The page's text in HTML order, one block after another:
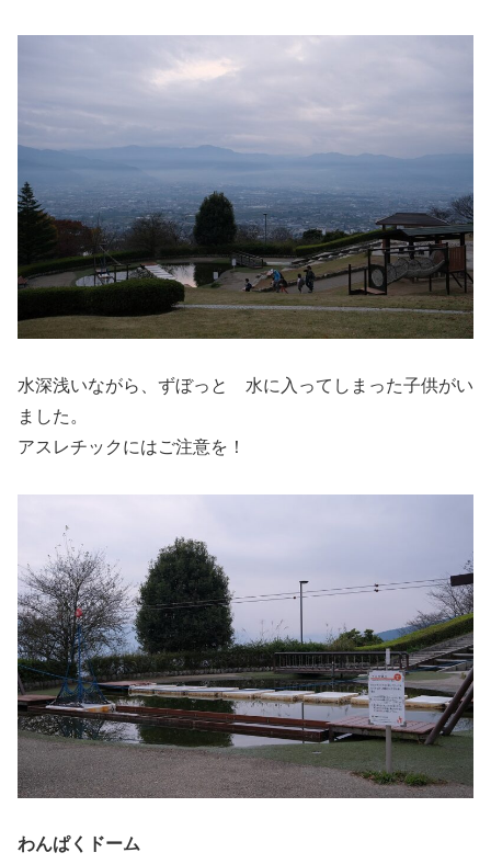
水深浅いながら、ずぼっと 水に入ってしまった子供がい
ました。
アスレチックにはご注意を！
わんぱくドーム